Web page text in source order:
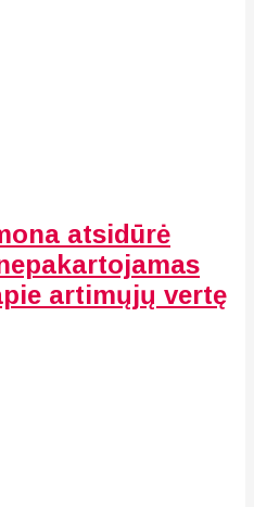
atsidūrė
artimųjų vertę